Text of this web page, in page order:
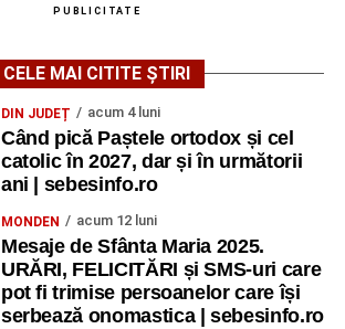
PUBLICITATE
CELE MAI CITITE ȘTIRI
DIN JUDEȚ acum 4 luni
Când pică Paștele ortodox și cel
catolic în 2027, dar și în următorii
ani | sebesinfo.ro
MONDEN acum 12 luni
Mesaje de Sfânta Maria 2025.
URĂRI, FELICITĂRI și SMS-uri care
pot fi trimise persoanelor care își
serbează onomastica | sebesinfo.ro